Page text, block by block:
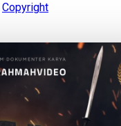
Copyright